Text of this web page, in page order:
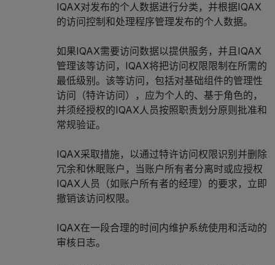
IQAX对发布的个人数据进行分类，并根据IQAX
的访问控制和处理程序管理发布的个人数据。
如果IQAX需要访问数据以提供服务，并且IQAX
管理该等访问，IQAX将把访问权限限制在所需的
最低级别。该等访问，包括对基础组件的管理性
访问（特许访问），应为个人的、基于角色的，
并须经授权的IQAX人员按照职责划分原则批准和
常规验证。
IQAX采取措施，以通过特许访问权限识别并删除
冗余和休眠账户，当账户所有者分离时或应授权
IQAX人员（如账户所有者的经理）的要求，立即
撤销该访问权限。
IQAX在一段合理的时间内维护系统使用和活动的
审核日志。